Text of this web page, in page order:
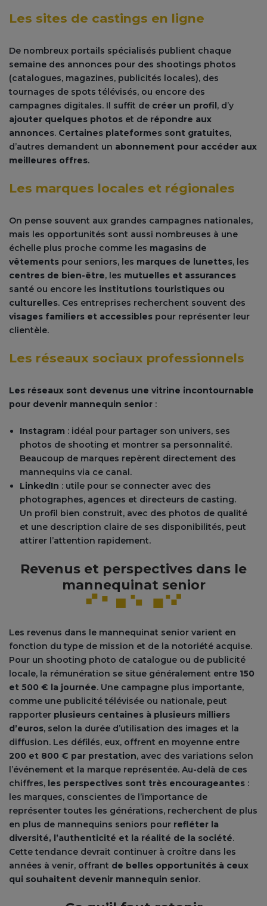
Les sites de castings en ligne
De nombreux portails spécialisés publient chaque
semaine des annonces pour des shootings photos
(catalogues, magazines, publicités locales), des
tournages de spots télévisés, ou encore des
campagnes digitales. Il suffit de créer un profil , d’y
ajouter quelques photos et de répondre aux
annonces. Certaines plateformes sont gratuites,
d’autres demandent un abonnement pour accéder aux
meilleures offres.
Les marques locales et régionales
On pense souvent aux grandes campagnes nationales,
mais les opportunités sont aussi nombreuses à une
échelle plus proche comme les magasins de
vêtements pour seniors, les marques de lunettes, les
centres de bien-être, les mutuelles et assurances
santé ou encore les institutions touristiques ou
culturelles. Ces entreprises recherchent souvent des
visages familiers et accessibles pour représenter leur
clientèle.
Les réseaux sociaux professionnels
Les réseaux sont devenus une vitrine incontournable
pour devenir mannequin senior :
Instagram : idéal pour partager son univers, ses
photos de shooting et montrer sa personnalité.
Beaucoup de marques repèrent directement des
mannequins via ce canal.
LinkedIn : utile pour se connecter avec des
photographes, agences et directeurs de casting.
Un profil bien construit, avec des photos de qualité
et une description claire de ses disponibilités, peut
attirer l’attention rapidement.
Revenus et perspectives dans le
mannequinat senior
Les revenus dans le mannequinat senior varient en
fonction du type de mission et de la notoriété acquise.
Pour un shooting photo de catalogue ou de publicité
locale, la rémunération se situe généralement entre 150
et 500 € la journée. Une campagne plus importante,
comme une publicité télévisée ou nationale, peut
rapporter plusieurs centaines à plusieurs milliers
d’euros, selon la durée d’utilisation des images et la
diffusion. Les défilés, eux, offrent en moyenne entre
200 et 800 € par prestation, avec des variations selon
l’événement et la marque représentée. Au-delà de ces
chiffres, les perspectives sont très encourageantes :
les marques, conscientes de l’importance de
représenter toutes les générations, recherchent de plus
en plus de mannequins seniors pour refléter la
diversité, l’authenticité et la réalité de la société.
Cette tendance devrait continuer à croître dans les
années à venir, offrant de belles opportunités à ceux
qui souhaitent devenir mannequin senior.